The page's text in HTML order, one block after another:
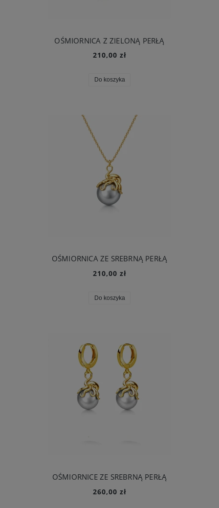
OŚMIORNICA Z ZIELONĄ PERŁĄ
210,00 zł
Do koszyka
OŚMIORNICA ZE SREBRNĄ PERŁĄ
210,00 zł
Do koszyka
OŚMIORNICE ZE SREBRNĄ PERŁĄ
260,00 zł